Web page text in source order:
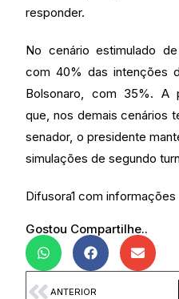
responder.
No cenário estimulado
com 40% das intenções
Bolsonaro, com 35%. A
que, nos demais cenários
senador, o presidente
simulações de segundo
Difusora1 com
Gostou Compartilhe..
ANTERIOR